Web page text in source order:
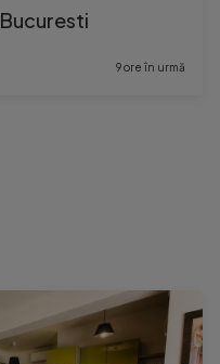
9 ore în urmă